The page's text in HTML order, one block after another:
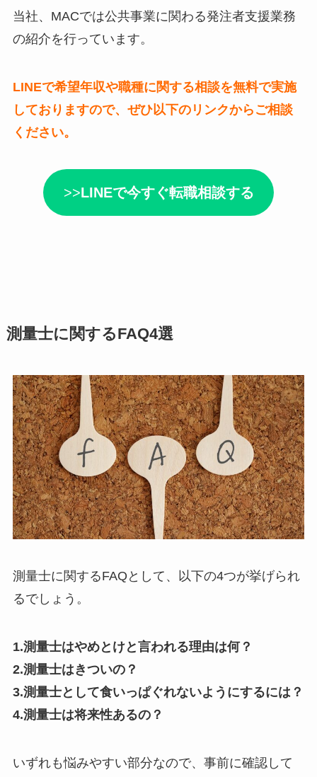
当社、MACでは公共事業に関わる発注者支援業務
の紹介を行っています。
LINEで希望年収や職種に関する相談を無料で実施
しておりますので、ぜひ以下のリンクからご相談
ください。
>>LINEで今すぐ転職相談する
測量士に関するFAQ4選
測量士に関するFAQとして、以下の4つが挙げられ
るでしょう。
1.測量士はやめとけと言われる理由は何？
2.測量士はきついの？
3.測量士として食いっぱぐれないようにするには？
4.測量士は将来性あるの？
いずれも悩みやすい部分なので、事前に確認して